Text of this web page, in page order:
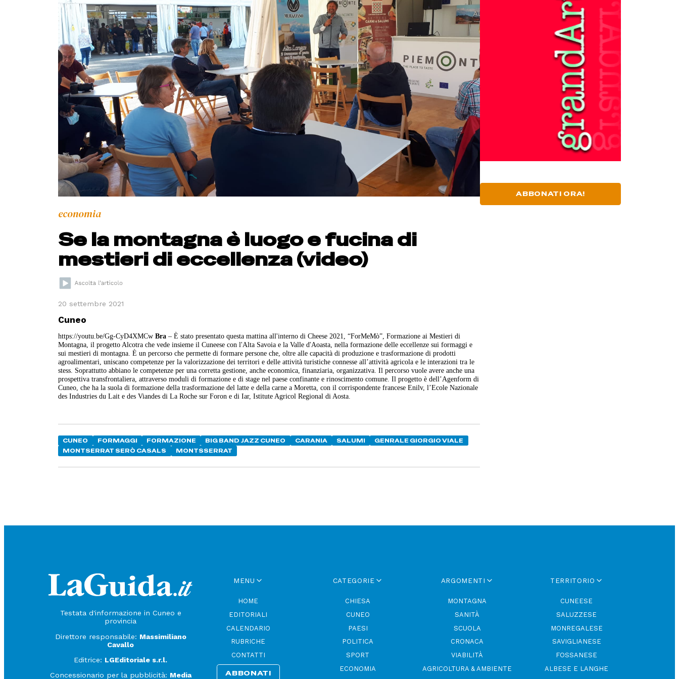
economia
Se la montagna è luogo e fucina di
mestieri di eccellenza (video)
20 settembre 2021
Cuneo
https://youtu.be/Gg-CyD4XMCwBra – È stato presentato questa mattina all'interno di Cheese 2021, “ForMeMò”, Formazione ai Mestieri di
Montagna, il progetto Alcotra che vede insieme il Cuneese con l'Alta Savoia e la Valle d'Aoasta, nella formazione delle eccellenze sui formaggi e
sui mestieri di montagna. È un percorso che permette di formare persone che, oltre alle capacità di produzione e trasformazione di prodotti
agroalimentari, uniscano competenze per la valorizzazione dei territori e delle attività turistiche connesse all’attività agricola e le interazioni tra le
stess. Soprattutto abbiano le competenze per una corretta gestione, anche economica, finanziaria, organizzativa. Il percorso vuole avere anche una
prospettiva transfrontaliera, attraverso moduli di formazione e di stage nel paese confinante e rinoscimento comune. Il progetto è dell’Agenform di
Cuneo, che ha la suola di formazione della trasformazione del latte e della carne a Moretta, con il corrispondente francese Enilv, l’Ecole Nazionale
des Industries du Lait e des Viandes di La Roche sur Foron e di Iar, Istitute Agricol Regional di Aosta.
CUNEO FORMAGGI FORMAZIONE BIG BAND JAZZ CUNEO CARANIA SALUMI
GENRALE GIORGIO VIALE
MONTSERRAT SERÒ CASALS
MONTSSERRAT
ABBONATI ORA!
Testata d'informazione in Cuneo e
provincia
Direttore responsabile: Massimiliano
Cavallo
Editrice: LGEditoriale s.r.l.
Concessionario per la pubblicità: Media
MENU
HOME
EDITORIALI
CALENDARIO
RUBRICHE
CONTATTI
ABBONATI
CATEGORIE
CHIESA
CUNEO
PAESI
POLITICA
SPORT
ECONOMIA
ARGOMENTI
MONTAGNA
SANITÀ
SCUOLA
CRONACA
VIABILITÀ
AGRICOLTURA & AMBIENTE
TERRITORIO
CUNEESE
SALUZZESE
MONREGALESE
SAVIGLIANESE
FOSSANESE
ALBESE E LANGHE